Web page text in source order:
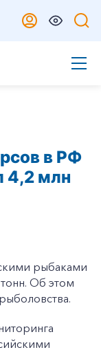
в РФ
4,2 млн
рыбаками
Об этом